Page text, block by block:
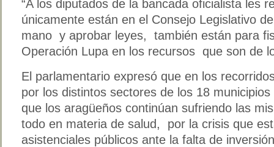
“A los diputados de la bancada oficialista les
únicamente están en el Consejo Legislativo
mano y aprobar leyes, también están para
Operación Lupa en los recursos que son de
El parlamentario expresó que en los
por los distintos sectores de los 18
que los aragüeños continúan sufriendo las
todo en materia de salud, por la crisis que
asistenciales públicos ante la falta de